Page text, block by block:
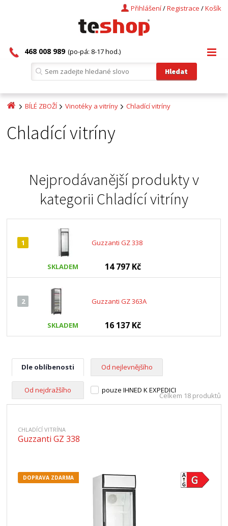
Košík
/
Registrace
/
Přihlášení
468 008 989 (po-pá: 8-17 hod.)
BÍLÉ ZBOŽÍ Vinotéky a vitríny Chladící vitríny
Chladící vitríny
Nejprodávanější produkty v
kategorii Chladící vitríny
1 Guzzanti GZ 338
SKLADEM 14 797 Kč
2 Guzzanti GZ 363A
SKLADEM 16 137 Kč
Dle oblíbenosti Od nejlevnějšího
Od nejdražšího pouze IHNED K EXPEDICI
Celkem 18 produktů
CHLADÍCÍ VITRÍNA
Guzzanti GZ 338
DOPRAVA ZDARMA